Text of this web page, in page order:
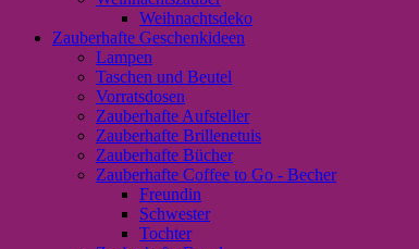
Weihnachtsdeko
Zauberhafte Geschenkideen
Lampen
Taschen und Beutel
Vorratsdosen
Zauberhafte Aufsteller
Zauberhafte Brillenetuis
Zauberhafte Bücher
Zauberhafte Coffee to Go - Becher
Freundin
Schwester
Tochter